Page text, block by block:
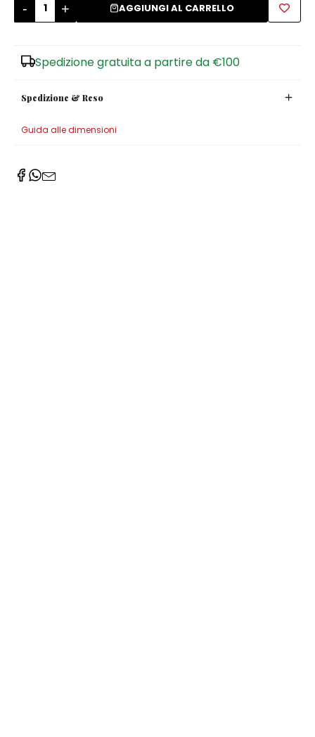
- + AGGIUNGI AL CARRELLO
Spedizione gratuita a partire da €100
Spedizione & Reso
Guida alle dimensioni
Zuccheriere